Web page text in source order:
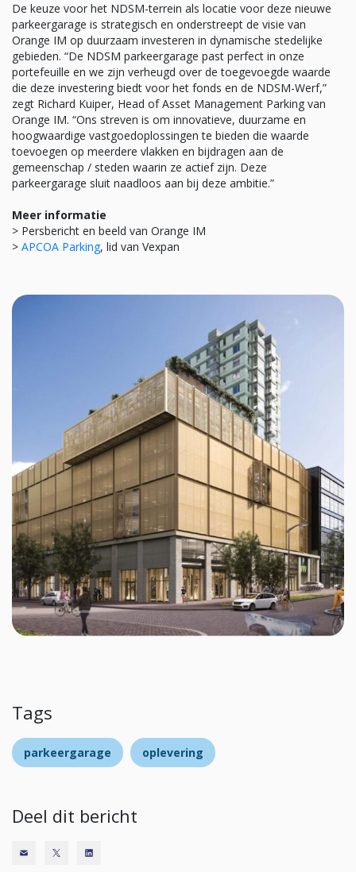
De keuze voor het NDSM-terrein als locatie voor deze nieuwe
parkeergarage is strategisch en onderstreept de visie van
Orange IM op duurzaam investeren in dynamische stedelijke
gebieden. “De NDSM parkeergarage past perfect in onze
portefeuille en we zijn verheugd over de toegevoegde waarde
die deze investering biedt voor het fonds en de NDSM-Werf,”
zegt Richard Kuiper, Head of Asset Management Parking van
Orange IM. “Ons streven is om innovatieve, duurzame en
hoogwaardige vastgoedoplossingen te bieden die waarde
toevoegen op meerdere vlakken en bijdragen aan de
gemeenschap / steden waarin ze actief zijn. Deze
parkeergarage sluit naadloos aan bij deze ambitie.”
Meer informatie
> Persbericht en beeld van Orange IM
> APCOA Parking, lid van Vexpan
Tags
parkeergarage oplevering
Deel dit bericht